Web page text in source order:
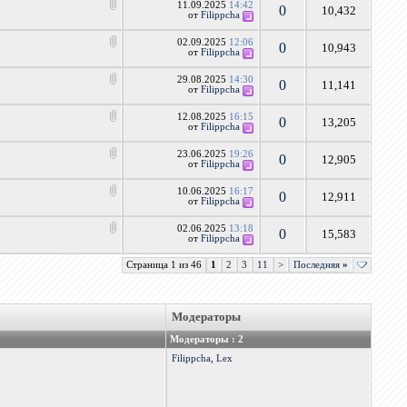
11.09.2025 14:42
отFilippcha 0 10,432
02.09.2025 12:06
отFilippcha 0 10,943
29.08.2025 14:30
отFilippcha 0 11,141
12.08.2025 16:15
отFilippcha 0 13,205
23.06.2025 19:26
отFilippcha 0 12,905
10.06.2025 16:17
отFilippcha 0 12,911
02.06.2025 13:18
отFilippcha 0 15,583
Страница 1 из 46 1 2 3 11 > Последняя»
Модераторы
Модераторы : 2
Filippcha ,Lex